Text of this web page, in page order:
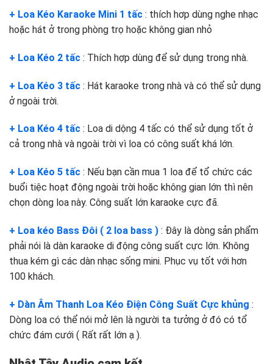
+ Loa Kéo Karaoke Mini 1 tấc : thích hơp dùng nghe nhạc
hoặc hát ở trong phòng trọ hoặc không gian nhỏ
+ Loa Kéo 2 tấc : Thích hợp dùng để sử dụng trong nhà.
+ Loa Kéo 3 tấc : Hát karaoke trong nhà và có thể sử dụng
ở ngoài trời.
+ Loa Kéo 4 tấc : Loa di dộng 4 tấc có thể sử dụng tốt ở
cả trong nhà và ngoài trời vì loa có công suất khá lớn.
+ Loa Kéo 5 tấc : Nếu bạn cần mua 1 loa để tổ chức các
buổi tiệc hoạt động ngoài trời hoặc không gian lớn thì nên
chọn dòng loa này. Công suất lớn karaoke cực đã.
+ Loa kéo Bass Đôi ( 2 loa bass ) : Đây là dòng sản phẩm
phải nói là dàn karaoke di động công suất cực lớn. Không
thua kém gì các dàn nhạc sống mini. Phục vụ tốt với hơn
100 khách.
+ Dàn Âm Thanh Loa Kéo Điện Công Suất Cực khủng :
Dòng loa có thể nói mở lên là người ta tưởng ở đó có tổ
chức đám cưới ( Rất rất lớn ạ ).